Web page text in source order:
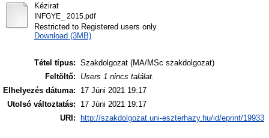
Kézirat
INFGYE_ 2015.pdf
Restricted to Registered users only
Download (3MB)
Tétel típus: Szakdolgozat (MA/MSc szakdolgozat)
Feltöltő:
Users 1 nincs találat.
Elhelyezés dátuma:
17 Júni 2021 19:17
Utolsó változtatás:
17 Júni 2021 19:17
URI:
http://szakdolgozat.uni-eszterhazy.hu/id/eprint/19933